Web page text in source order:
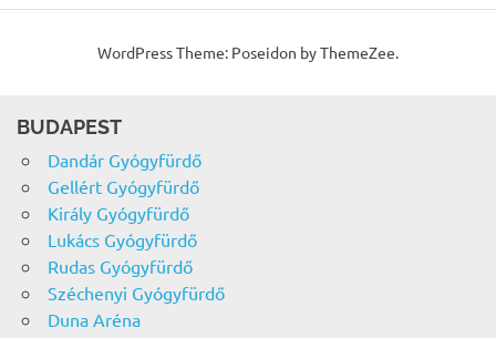
WordPress Theme: Poseidon by ThemeZee.
BUDAPEST
Dandár Gyógyfürdő
Gellért Gyógyfürdő
Király Gyógyfürdő
Lukács Gyógyfürdő
Rudas Gyógyfürdő
Széchenyi Gyógyfürdő
Duna Aréna